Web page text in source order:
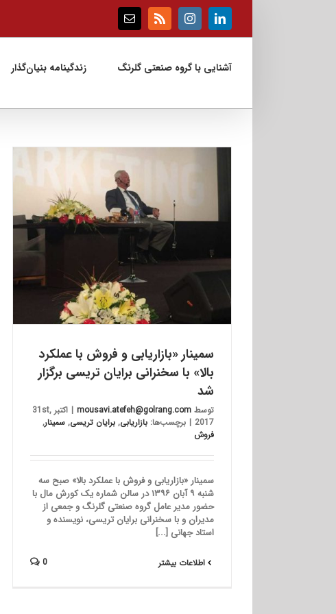
LinkedIn
Instagram
Rss
Email
آشنایی با گروه صنعتی گلرنگ زندگینامه بنیان‌گذار
سمینار «بازاریابی و فروش با عملکرد
بالا» با سخنرانی برایان تریسی برگزار
شد
توسط mousavi.atefeh@golrang.com
|
اکتبر 31st,
2017
| برچسب‌ها: بازاریابی, برایان تریسی, سمینار,
فروش
سمینار «بازاریابی و فروش با عملکرد بالا» صبح سه
شنبه ۹ آبان ۱۳۹۶ در سالن شماره یک کورش مال با
حضور مدیر عامل گروه صنعتی گلرنگ و جمعی از
مدیران و با سخنرانی برایان تریسی، نویسنده و
استاد جهانی [...]
اطلاعات بیشتر 0